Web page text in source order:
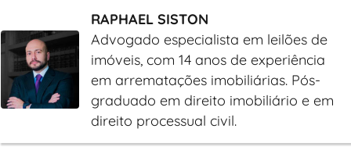
RAPHAEL SISTON
Advogado especialista em leilões de
imóveis, com 14 anos de experiência
em arrematações imobiliárias. Pós-
graduado em direito imobiliário e em
direito processual civil.